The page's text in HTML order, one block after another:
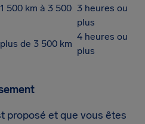
500 km à 3 500 3 heures ou
plus
de 3 500 km
4 heures ou
plus
proposé et que vous êtes